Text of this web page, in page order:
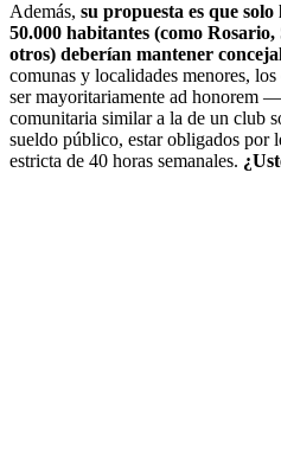
Además, su propuesta es que
50.000 habitantes (como
otros) deberían mantener
comunas y localidades menores,
ser mayoritariamente ad honorem
comunitaria similar a la de un club
sueldo público, estar obligados por
estricta de 40 horas semanales.